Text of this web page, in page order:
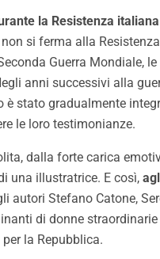
la Resistenza italiana
si ferma alla
Guerra Mondiale,
anni successivi alla
è stato gradualmente
le loro testimonianze.
dalla forte carica
una illustratrice. E così,
autori Stefano Catone,
di donne
la Repubblica.